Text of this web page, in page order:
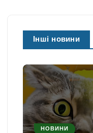
Інші новини
НОВИНИ